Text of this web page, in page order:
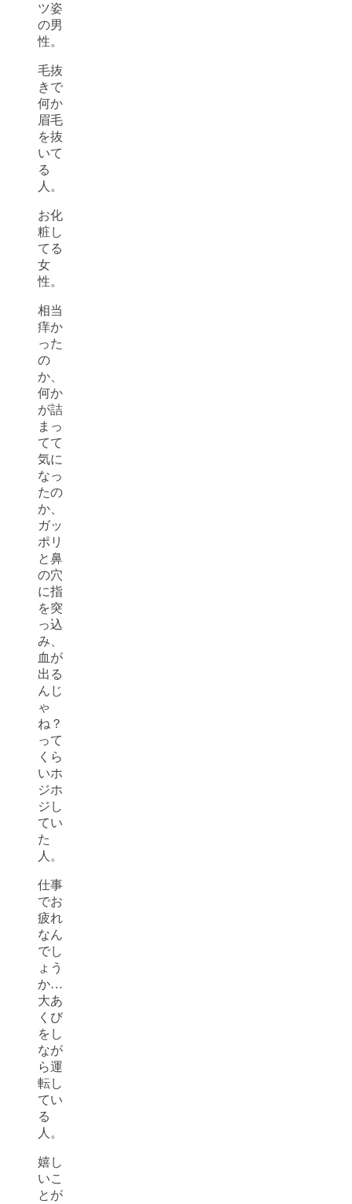
ツ姿
の男
性。
毛抜
きで
何か
眉毛
を抜
いて
る
人。
お化
粧し
てる
女
性。
相当
痒か
った
の
か、
何か
が詰
まっ
てて
気に
なっ
たの
か、
ガッ
ポリ
と鼻
の穴
に指
を突
っ込
み、
血が
出る
んじ
ゃ
ね？
って
くら
いホ
ジホ
ジし
てい
た
人。
仕事
でお
疲れ
なん
でし
ょう
か…
大あ
くび
をし
なが
ら運
転し
てい
る
人。
嬉し
いこ
とが